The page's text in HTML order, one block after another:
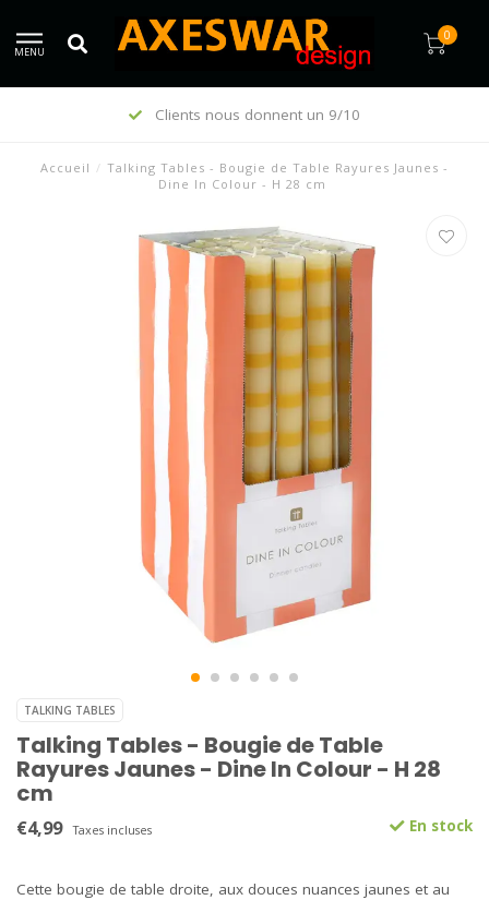
MENU
0
Clients nous donnent un 9/10
Accueil / Talking Tables - Bougie de Table Rayures Jaunes -
Dine In Colour - H 28 cm
TALKING TABLES
Talking Tables - Bougie de Table
Rayures Jaunes - Dine In Colour - H 28
cm
€4,99 Taxes incluses En stock
Cette bougie de table droite, aux douces nuances jaunes et au